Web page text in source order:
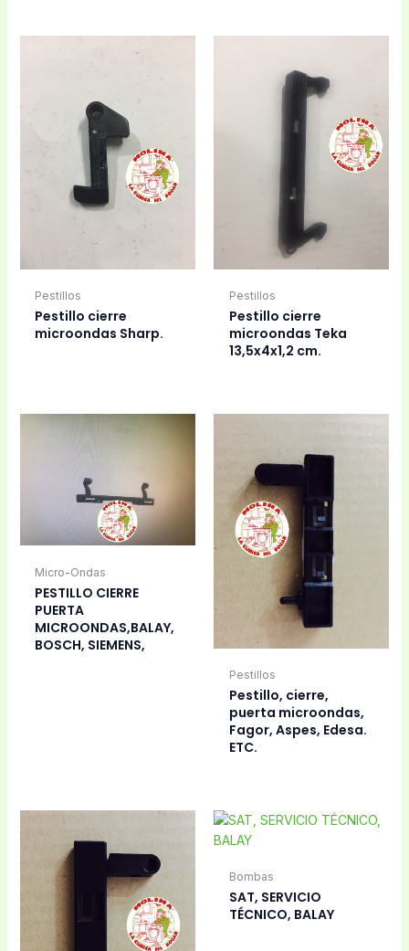
Pestillos
Pestillo cierre
microondas Sharp.
Pestillos
Pestillo cierre
microondas Teka
13,5x4x1,2 cm.
Micro-Ondas
PESTILLO CIERRE
PUERTA
MICROONDAS,BALAY,
BOSCH, SIEMENS,
Pestillos
Pestillo, cierre,
puerta microondas,
Fagor, Aspes, Edesa.
ETC.
Bombas
SAT, SERVICIO
TÉCNICO, BALAY